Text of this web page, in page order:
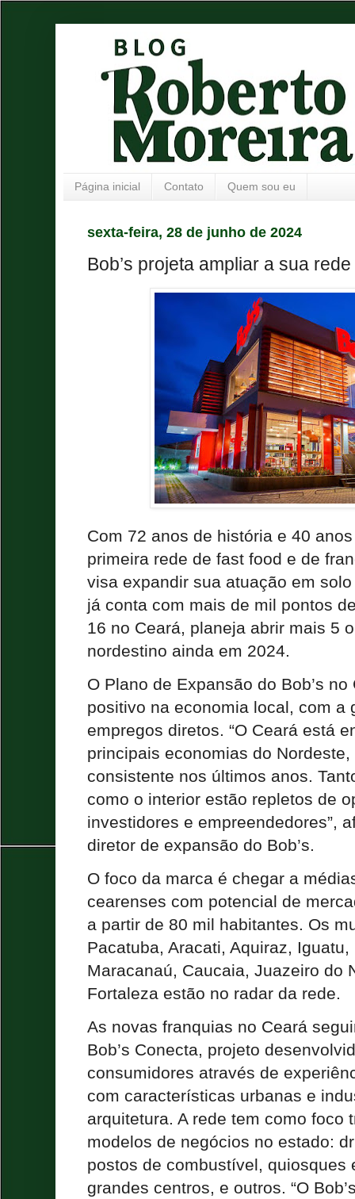
Página inicial Contato Quem sou eu
sexta-feira, 28 de junho de 2024
Bob’s projeta ampliar a sua
Com 72 anos de história e 40
primeira rede de fast food e de
visa expandir sua atuação em
já conta com mais de mil pontos
16 no Ceará, planeja abrir mais 5
nordestino ainda em 2024.
O Plano de Expansão do Bob’s
positivo na economia local, com a
empregos diretos. “O Ceará está
principais economias do
consistente nos últimos anos.
como o interior estão repletos de
investidores e empreendedores”,
diretor de expansão do Bob’s.
O foco da marca é chegar a
cearenses com potencial de
a partir de 80 mil habitantes. Os
Pacatuba, Aracati, Aquiraz,
Maracanaú, Caucaia, Juazeiro do
Fortaleza estão no radar da rede.
As novas franquias no Ceará
Bob’s Conecta, projeto
consumidores através de
com características urbanas e
arquitetura. A rede tem como foco
modelos de negócios no estado:
postos de combustível, quiosques
grandes centros, e outros. “O